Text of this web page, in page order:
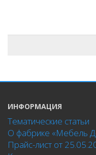
ИНФОРМАЦИЯ
Тематические статьи
О фабрике «Мебель
Прайс-лист от